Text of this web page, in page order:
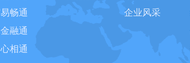
畅通
融通
相通
企业风采